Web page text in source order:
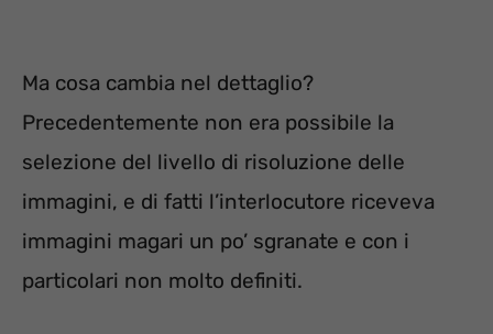
Ma cosa cambia nel dettaglio?
Precedentemente non era possibile la
selezione del livello di risoluzione delle
immagini, e di fatti l’interlocutore riceveva
immagini magari un po’ sgranate e con i
particolari non molto definiti.